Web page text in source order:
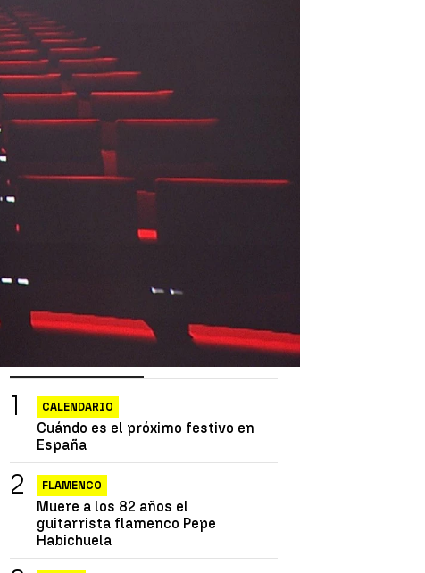
CALENDARIO
Cuándo es el próximo festivo en
España
FLAMENCO
Muere a los 82 años el
guitarrista flamenco Pepe
Habichuela